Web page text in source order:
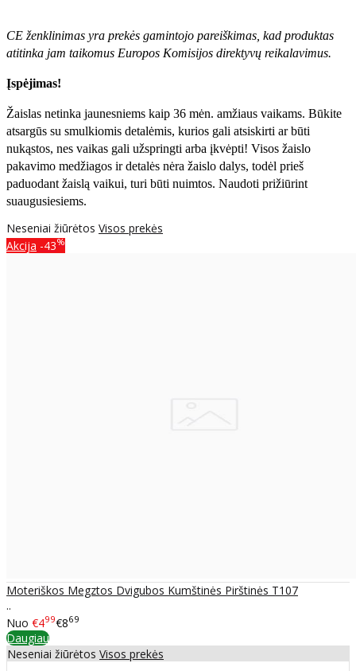
CE ženklinimas yra prekės gamintojo pareiškimas, kad produktas
atitinka jam taikomus Europos Komisijos direktyvų reikalavimus.
Įspėjimas!
Žaislas netinka jaunesniems kaip 36 mėn. amžiaus vaikams. Būkite
atsargūs su smulkiomis detalėmis, kurios gali atsiskirti ar būti
nukąstos, nes vaikas gali užspringti arba įkvėpti! Visos žaislо
pakavimo medžiagos ir detalės nėra žaislo dalys, todėl prieš
paduodant žaislą vaikui, turi būti nuimtos. Naudoti prižiūrint
suaugusiesiems.
Neseniai žiūrėtos Visos prekės
Akcija -43%
Moteriškos Megztos Dvigubos Kumštinės Pirštinės T107
..
Nuo €499€869
Daugiau
Neseniai žiūrėtos Visos prekės